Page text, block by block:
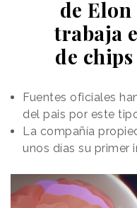
de
trabaja
de
Fuentes oficiales
del pais por este
La compañía
unos días su primer